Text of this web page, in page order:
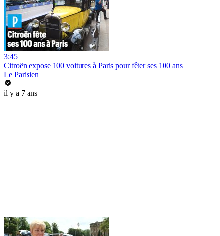
3:45
Citroën expose 100 voitures à Paris pour fêter ses 100 ans
Le Parisien
il y a 7 ans